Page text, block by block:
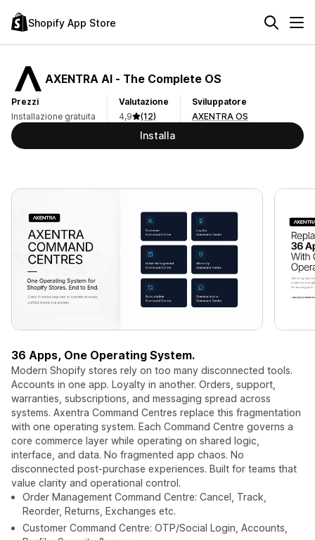
Shopify App Store
AXENTRA AI ‑ The Complete OS
Prezzi
Installazione gratuita
Valutazione
4,9
(12)
Sviluppatore
AXENTRA OS
Installa
36 Apps, One Operating System.
Modern Shopify stores rely on too many disconnected tools.
Accounts in one app. Loyalty in another. Orders, support,
warranties, subscriptions, and messaging spread across
systems. Axentra Command Centres replace this fragmentation
with one operating system. Each Command Centre governs a
core commerce layer while operating on shared logic,
interface, and data. No fragmented app chaos. No
disconnected post-purchase experiences. Built for teams that
value clarity and operational control.
Order Management Command Centre: Cancel, Track,
Reorder, Returns, Exchanges etc.
Customer Command Centre: OTP/Social Login, Accounts,